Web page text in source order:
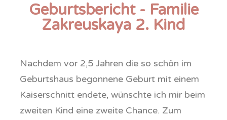
Geburtsbericht - Familie
Zakreuskaya 2. Kind
Nachdem vor 2,5 Jahren die so schön im
Geburtshaus begonnene Geburt mit einem
Kaiserschnitt endete, wünschte ich mir beim
zweiten Kind eine zweite Chance. Zum